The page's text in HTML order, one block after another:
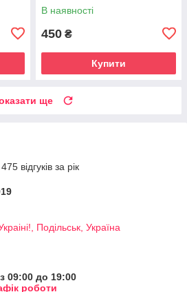
В наявності
450 ₴
Купити
ще
відгуків за рік
Подільськ, Україна
09:00 до 19:00
роботи